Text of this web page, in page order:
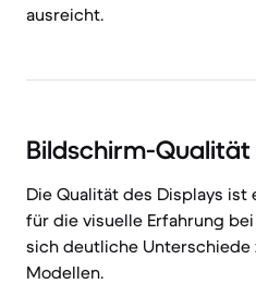
ausreicht.
Bildschirm-Qualität
Die Qualität des Displays
für die visuelle Erfahrung
sich deutliche
Modellen.